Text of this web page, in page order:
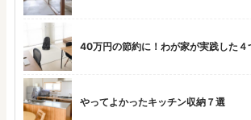
40万円の節約に！わが家が実践した４
やってよかったキッチン収納７選